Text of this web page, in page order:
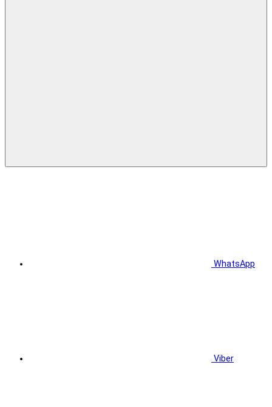
WhatsApp
Viber